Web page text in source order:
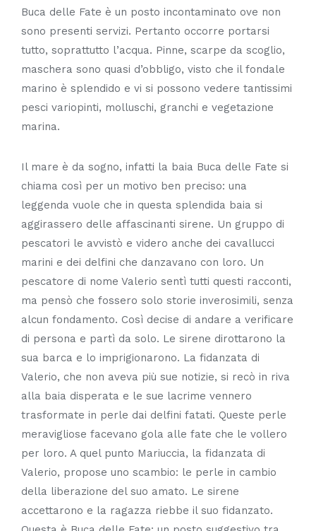
Buca delle Fate è un posto incontaminato ove non
sono presenti servizi. Pertanto occorre portarsi
tutto, soprattutto l’acqua. Pinne, scarpe da scoglio,
maschera sono quasi d’obbligo, visto che il fondale
marino è splendido e vi si possono vedere tantissimi
pesci variopinti, molluschi, granchi e vegetazione
marina.
Il mare è da sogno, infatti la baia Buca delle Fate si
chiama così per un motivo ben preciso: una
leggenda vuole che in questa splendida baia si
aggirassero delle affascinanti sirene. Un gruppo di
pescatori le avvistò e videro anche dei cavallucci
marini e dei delfini che danzavano con loro. Un
pescatore di nome Valerio sentì tutti questi racconti,
ma pensò che fossero solo storie inverosimili, senza
alcun fondamento. Così decise di andare a verificare
di persona e partì da solo. Le sirene dirottarono la
sua barca e lo imprigionarono. La fidanzata di
Valerio, che non aveva più sue notizie, si recò in riva
alla baia disperata e le sue lacrime vennero
trasformate in perle dai delfini fatati. Queste perle
meravigliose facevano gola alle fate che le vollero
per loro. A quel punto Mariuccia, la fidanzata di
Valerio, propose uno scambio: le perle in cambio
della liberazione del suo amato. Le sirene
accettarono e la ragazza riebbe il suo fidanzato.